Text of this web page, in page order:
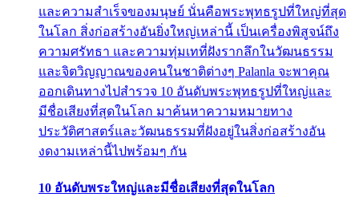
และความสำเร็จของมนุษย์ นั่นคือพระพุทธรูปที่ใหญ่ที่สุด
ในโลก สิ่งก่อสร้างอันยิ่งใหญ่เหล่านี้ เป็นเครื่องพิสูจน์ถึง
ความศรัทธา และความทุ่มเทที่ฝังรากลึกในวัฒนธรรม
และจิตวิญญาณของคนในชาติต่างๆ Palanla จะพาคุณ
ออกเดินทางไปสำรวจ 10 อันดับพระพุทธรูปที่ใหญ่และ
มีชื่อเสียงที่สุดในโลก มาค้นหาความหมายทาง
ประวัติศาสตร์และวัฒนธรรมที่ฝังอยู่ในสิ่งก่อสร้างอัน
งดงามเหล่านี้ไปพร้อมๆ กัน
10 อันดับพระใหญ่และมีชื่อเสียงที่สุดในโลก